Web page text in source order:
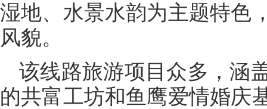
湿地、水景水韵为主题特色
风貌。
该线路旅游项目众多，涵
的共富工坊和鱼鹰爱情婚庆